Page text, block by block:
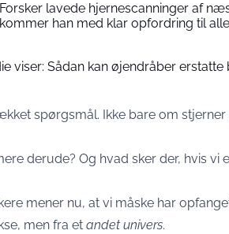
Forsker lavede hjernescanninger af
kommer han med klar opfordring til alle
viser: Sådan kan øjendråber
spørgsmål. Ikke bare om
derude? Og hvad sker der, hvis vi
mener nu, at vi måske har
men fra et andet univers.